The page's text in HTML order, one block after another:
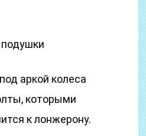
аркой колеса
которыми
к лонжерону.